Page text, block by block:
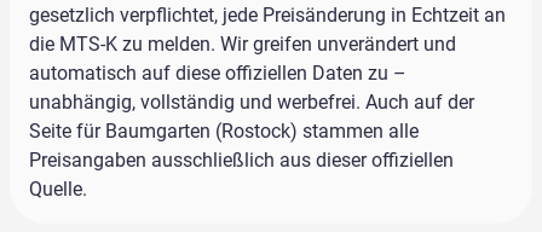
gesetzlich verpflichtet, jede Preisänderung in Echtzeit an
die MTS-K zu melden. Wir greifen unverändert und
automatisch auf diese offiziellen Daten zu –
unabhängig, vollständig und werbefrei. Auch auf der
Seite für Baumgarten (Rostock) stammen alle
Preisangaben ausschließlich aus dieser offiziellen
Quelle.